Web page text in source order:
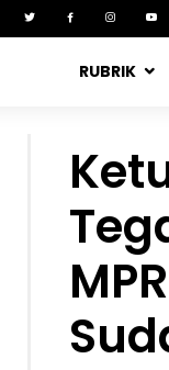
RUBRIK